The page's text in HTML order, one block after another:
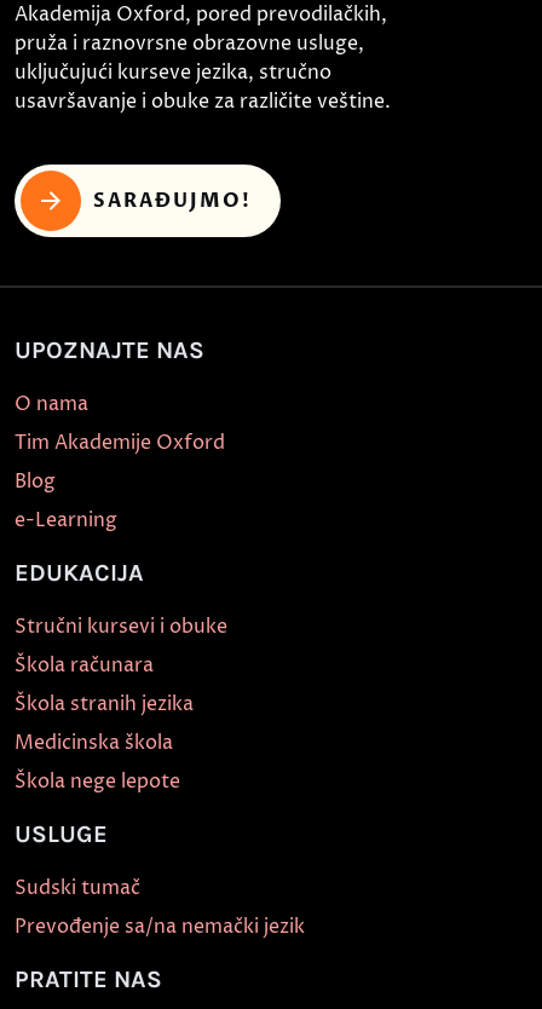
Akademija Oxford, pored prevodilačkih,
pruža i raznovrsne obrazovne usluge,
uključujući kurseve jezika, stručno
usavršavanje i obuke za različite veštine.
SARAĐUJMO!
UPOZNAJTE NAS
O nama
Tim Akademije Oxford
Blog
e-Learning
EDUKACIJA
Stručni kursevi i obuke
Škola računara
Škola stranih jezika
Medicinska škola
Škola nege lepote
USLUGE
Sudski tumač
Prevođenje sa/na nemački jezik
PRATITE NAS